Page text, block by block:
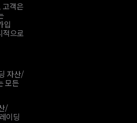
객은
입
적으로
자산/
모든
/
이딩